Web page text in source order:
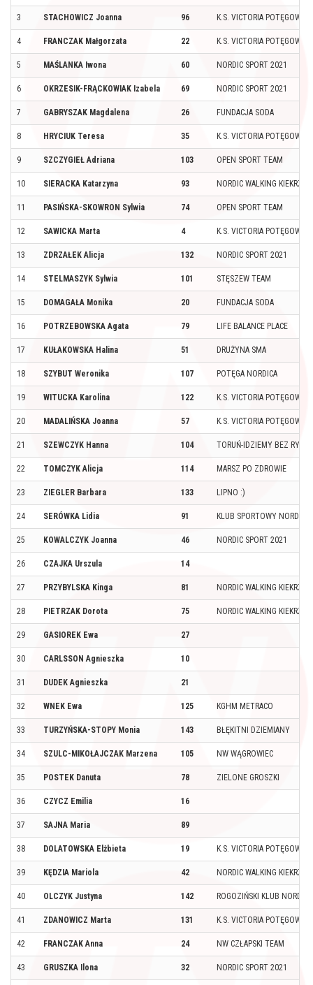
3 STACHOWICZ Joanna 96 K.S. VICTORIA POTĘGOWO
4 FRANCZAK Małgorzata 22 K.S. VICTORIA POTĘGOWO
5 MAŚLANKA Iwona 60 NORDIC SPORT 2021
6 OKRZESIK-FRĄCKOWIAK Izabela 69 NORDIC SPORT 2021
7 GABRYSZAK Magdalena 26 FUNDACJA SODA
8 HRYCIUK Teresa 35 K.S. VICTORIA POTĘGOWO
9 SZCZYGIEŁ Adriana 103 OPEN SPORT TEAM
10 SIERACKA Katarzyna 93 NORDIC WALKING KIEKRZ
11 PASIŃSKA-SKOWRON Sylwia 74 OPEN SPORT TEAM
12 SAWICKA Marta 4 K.S. VICTORIA POTĘGOWO
13 ZDRZAŁEK Alicja 132 NORDIC SPORT 2021
14 STELMASZYK Sylwia 101 STĘSZEW TEAM
15 DOMAGAŁA Monika 20 FUNDACJA SODA
16 POTRZEBOWSKA Agata 79 LIFE BALANCE PLACE
17 KUŁAKOWSKA Halina 51 DRUŻYNA SMA
18 SZYBUT Weronika 107 POTĘGA NORDICA
19 WITUCKA Karolina 122 K.S. VICTORIA POTĘGOWO
20 MADALIŃSKA Joanna 57 K.S. VICTORIA POTĘGOWO
21 SZEWCZYK Hanna 104 TORUŃ-IDZIEMY BEZ
22 TOMCZYK Alicja 114 MARSZ PO ZDROWIE
23 ZIEGLER Barbara 133 LIPNO :)
24 SERÓWKA Lidia 91 KLUB SPORTOWY NORDIC
25 KOWALCZYK Joanna 46 NORDIC SPORT 2021
26 CZAJKA Urszula 14
27 PRZYBYLSKA Kinga 81 NORDIC WALKING KIEKRZ
28 PIETRZAK Dorota 75 NORDIC WALKING KIEKRZ
29 GASIOREK Ewa 27
30 CARLSSON Agnieszka 10
31 DUDEK Agnieszka 21
32 WNEK Ewa 125 KGHM METRACO
33 TURZYŃSKA-STOPY Monia 143 BŁĘKITNI DZIEMIANY
34 SZULC-MIKOŁAJCZAK Marzena 105 NW WĄGROWIEC
35 POSTEK Danuta 78 ZIELONE GROSZKI
36 CZYCZ Emilia 16
37 SAJNA Maria 89
38 DOLATOWSKA Elżbieta 19 K.S. VICTORIA POTĘGOWO
39 KĘDZIA Mariola 42 NORDIC WALKING KIEKRZ
40 OLCZYK Justyna 142 ROGOZIŃSKI KLUB NORDIC
41 ZDANOWICZ Marta 131 K.S. VICTORIA POTĘGOWO
42 FRANCZAK Anna 24 NW CZŁAPSKI TEAM
43 GRUSZKA Ilona 32 NORDIC SPORT 2021